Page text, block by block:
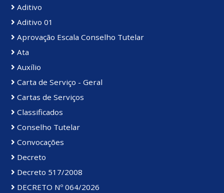
Aditivo
Aditivo 01
Aprovação Escala Conselho Tutelar
Ata
Auxílio
Carta de Serviço - Geral
Cartas de Serviços
Classificados
Conselho Tutelar
Convocações
Decreto
Decreto 517/2008
DECRETO Nº 064/2026